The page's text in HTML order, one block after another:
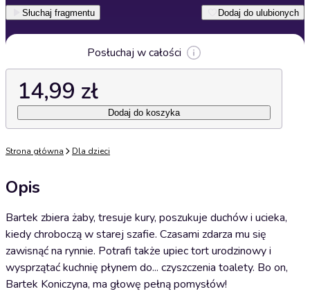
Słuchaj fragmentu Dodaj do ulubionych
Posłuchaj w całości
14,99 zł
Dodaj do koszyka
Strona główna Dla dzieci
Opis
Bartek zbiera żaby, tresuje kury, poszukuje duchów i ucieka,
kiedy chroboczą w starej szafie. Czasami zdarza mu się
zawisnąć na rynnie. Potrafi także upiec tort urodzinowy i
wysprzątać kuchnię płynem do... czyszczenia toalety. Bo on,
Bartek Koniczyna, ma głowę pełną pomysłów!